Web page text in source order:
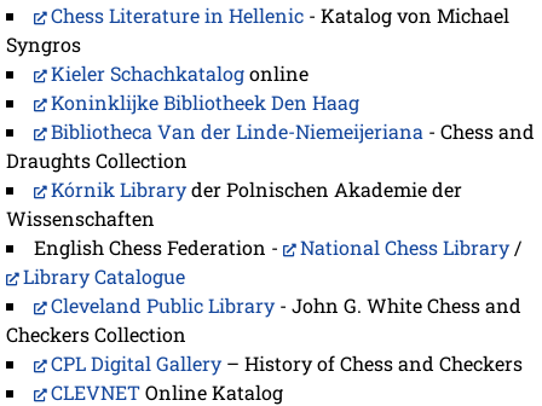
Chess Literature in Hellenic - Katalog von Michael
Syngros
Kieler Schachkatalogonline
Koninklijke Bibliotheek Den Haag
Bibliotheca Van der Linde-Niemeijeriana - Chess and
Draughts Collection
Kórnik Libraryder Polnischen Akademie der
Wissenschaften
English Chess Federation -
National Chess Library /
Library Catalogue
Cleveland Public Library - John G. White Chess and
Checkers Collection
CPL Digital Gallery – History of Chess and Checkers
CLEVNETOnline Katalog